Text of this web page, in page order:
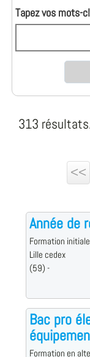
Tapez vos mots-
313
<<
Année de
Formation initiale
Lille cedex
(59) -
Bac pro
Formation en